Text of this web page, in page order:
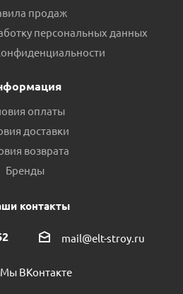
продаж
персональных данных
оплаты
доставки
возврата
Бренды
контакты
mail@elt-stroy.ru
Мы ВКонтакте